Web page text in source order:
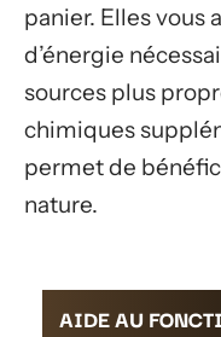
panier. Elles vous
d’énergie
sources plus
chimiques
permet de
nature.
AIDE AU